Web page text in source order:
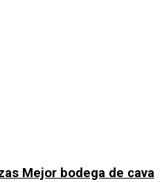
Mejor bodega de cava